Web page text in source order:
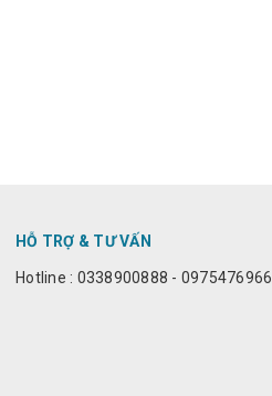
HỖ TRỢ & TƯ VẤN
Hotline : 0338900888 - 0975476966